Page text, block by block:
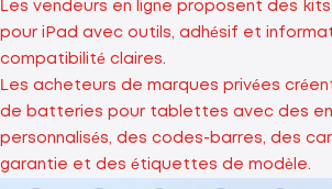
Les vendeurs en ligne proposent des
pour iPad avec outils, adhésif et
compatibilité claires.
Les acheteurs de marques privées
de batteries pour tablettes avec des
personnalisés, des codes-barres, des
garantie et des étiquettes de modèle.